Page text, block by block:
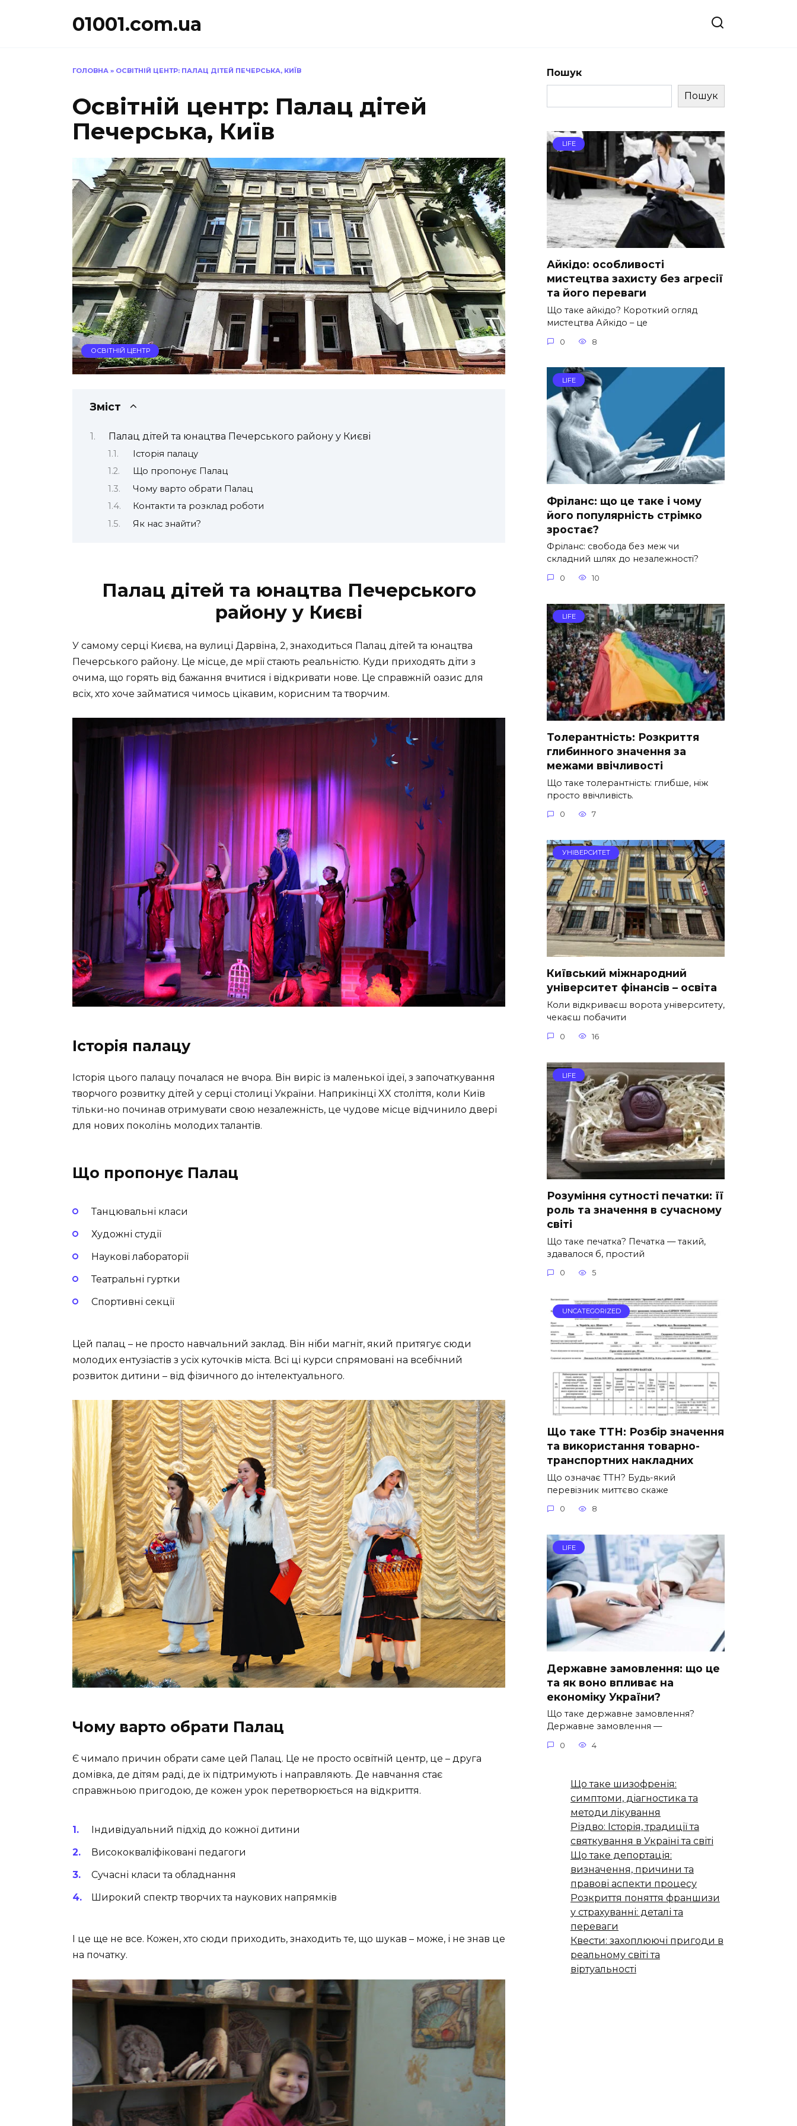
01001.com.ua
ГОЛОВНА » ОСВІТНІЙ ЦЕНТР: ПАЛАЦ ДІТЕЙ ПЕЧЕРСЬКА, КИЇВ
Освітній центр: Палац дітей
Печерська, Київ
ОСВІТНІЙ ЦЕНТР
Зміст
Палац дітей та юнацтва Печерського району у Києві
Історія палацу
Що пропонує Палац
Чому варто обрати Палац
Контакти та розклад роботи
Як нас знайти?
Палац дітей та юнацтва Печерського
району у Києві
У самому серці Києва, на вулиці Дарвіна, 2, знаходиться Палац дітей та юнацтва
Печерського району. Це місце, де мрії стають реальністю. Куди приходять діти з
очима, що горять від бажання вчитися і відкривати нове. Це справжній оазис для
всіх, хто хоче займатися чимось цікавим, корисним та творчим.
Історія палацу
Історія цього палацу почалася не вчора. Він виріс із маленької ідеї, з започаткування
творчого розвитку дітей у серці столиці України. Наприкінці XX століття, коли Київ
тільки-но починав отримувати свою незалежність, це чудове місце відчинило двері
для нових поколінь молодих талантів.
Що пропонує Палац
Танцювальні класи
Художні студії
Наукові лабораторії
Театральні гуртки
Спортивні секції
Цей палац – не просто навчальний заклад. Він ніби магніт, який притягує сюди
молодих ентузіастів з усіх куточків міста. Всі ці курси спрямовані на всебічний
розвиток дитини – від фізичного до інтелектуального.
Чому варто обрати Палац
Є чимало причин обрати саме цей Палац. Це не просто освітній центр, це – друга
домівка, де дітям раді, де їх підтримують і направляють. Де навчання стає
справжньою пригодою, де кожен урок перетворюється на відкриття.
Індивідуальний підхід до кожної дитини
Висококваліфіковані педагоги
Сучасні класи та обладнання
Широкий спектр творчих та наукових напрямків
І це ще не все. Кожен, хто сюди приходить, знаходить те, що шукав – може, і не знав це
на початку.
Пошук
Пошук
LIFE
Айкідо: особливості
мистецтва захисту без агресії
та його переваги
Що таке айкідо? Короткий огляд
мистецтва Айкідо – це
0 8
LIFE
Фріланс: що це таке і чому
його популярність стрімко
зростає?
Фріланс: свобода без меж чи
складний шлях до незалежності?
0 10
LIFE
Толерантність: Розкриття
глибинного значення за
межами ввічливості
Що таке толерантність: глибше, ніж
просто ввічливість.
0 7
УНІВЕРСИТЕТ
Київський міжнародний
університет фінансів – освіта
Коли відкриваєш ворота університету,
чекаєш побачити
0 16
LIFE
Розуміння сутності печатки: її
роль та значення в сучасному
світі
Що таке печатка? Печатка — такий,
здавалося б, простий
0 5
UNCATEGORIZED
Що таке ТТН: Розбір значення
та використання товарно-
транспортних накладних
Що означає ТТН? Будь-який
перевізник миттєво скаже
0 8
LIFE
Державне замовлення: що це
та як воно впливає на
економіку України?
Що таке державне замовлення?
Державне замовлення —
0 4
Що таке шизофренія:
симптоми, діагностика та
методи лікування
Різдво: Історія, традиції та
святкування в Україні та світі
Що таке депортація:
визначення, причини та
правові аспекти процесу
Розкриття поняття франшизи
у страхуванні: деталі та
переваги
Квести: захоплюючі пригоди в
реальному світі та
віртуальності